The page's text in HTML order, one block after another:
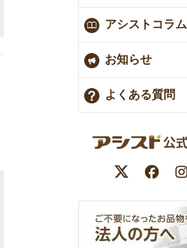
アシストコラム
お知らせ
よくある質問